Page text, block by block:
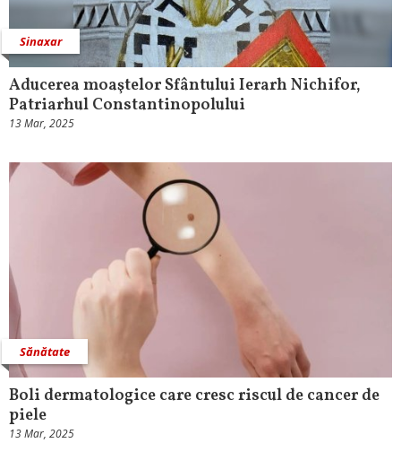
Sinaxar
Aducerea moaştelor Sfântului Ierarh Nichifor,
Patriarhul Constantinopolului
13 Mar, 2025
Sănătate
Boli dermatologice care cresc riscul de cancer de
piele
13 Mar, 2025